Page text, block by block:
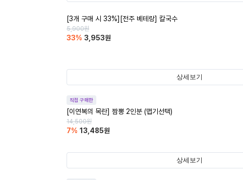
[3개 구매 시 33%][전주 베테랑] 칼국수
5,900원
33% 3,953원
상세보기
직접 구매한
[이연복의 목란] 짬뽕 2인분 (맵기선택)
14,500원
7% 13,485원
상세보기